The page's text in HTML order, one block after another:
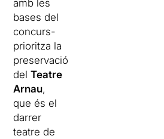
amb les
bases del
concurs-
prioritza la
preservació
delTeatre
Arnau,
que és el
darrer
teatre de